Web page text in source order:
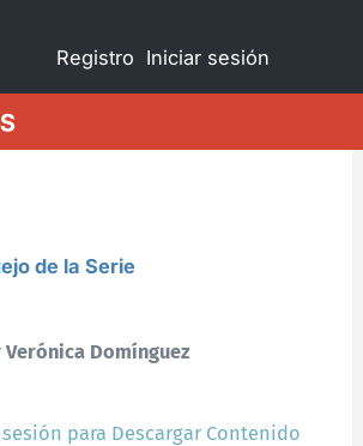
Registro Iniciar sesión
de la Serie
Verónica Domínguez
para Descargar Contenido